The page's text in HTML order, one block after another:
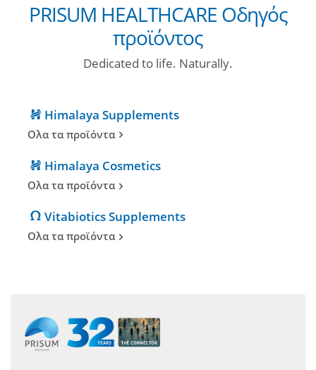
PRISUM HEALTHCARE Οδηγός
προϊόντος
Dedicated to life. Naturally.
Himalaya Supplements
Ολα τα προϊόντα
Himalaya Cosmetics
Ολα τα προϊόντα
Vitabiotics Supplements
Ολα τα προϊόντα